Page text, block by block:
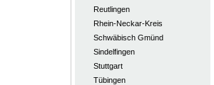
Reutlingen
Rhein-Neckar-Kreis
Schwäbisch Gmünd
Sindelfingen
Stuttgart
Tübingen